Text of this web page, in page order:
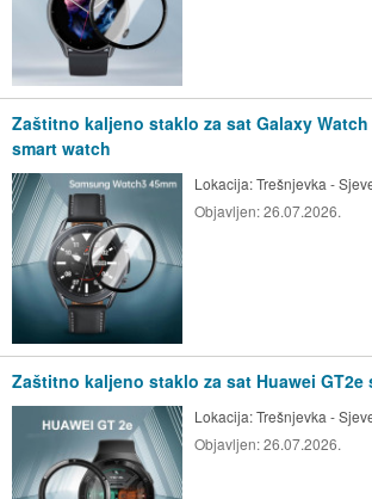
Zaštitno kaljeno staklo za sat Galaxy Watch
smart watch
Lokacija:Trešnjevka -
Objavljen:26.07.2026.
Zaštitno kaljeno staklo za sat Huawei GT2e
Lokacija:Trešnjevka -
Objavljen:26.07.2026.